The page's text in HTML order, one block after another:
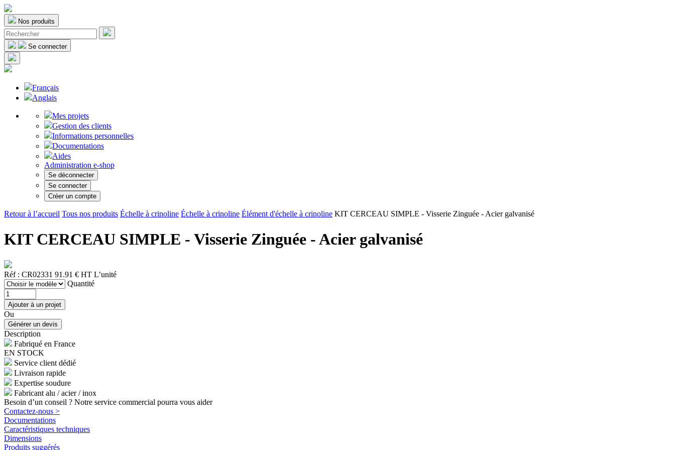
Nos produits
Se connecter
Français
Anglais
Mes projets
Gestion des clients
Informations personnelles
Documentations
Aides
Administration e-shop
Se déconnecter
Se connecter
Créer un compte
Retour à l’accueil Tous nos produits Échelle à crinoline Échelle à crinoline Élément d'échelle à crinoline KIT CERCEAU SIMPLE - Visserie Zinguée - Acier galvanisé
KIT CERCEAU SIMPLE - Visserie Zinguée - Acier galvanisé
Réf : CR02331 91.91 € HT L’unité
Quantité
Ou
Description
Fabriqué en France
EN STOCK
Service client dédié
Livraison rapide
Expertise soudure
Fabricant alu / acier / inox
Besoin d’un conseil ? Notre service commercial pourra vous aider
Contactez-nous >
Documentations
Caractéristiques techniques
Dimensions
Produits suggérés